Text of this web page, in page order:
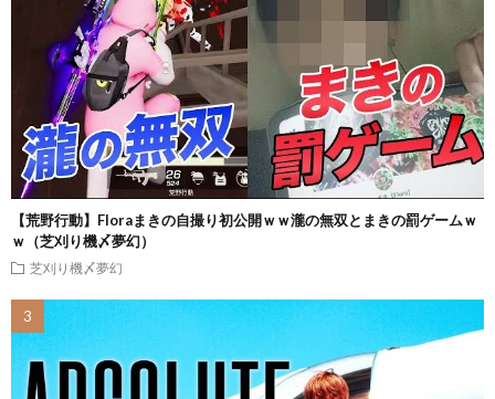
【荒野行動】Floraまきの自撮り初公開ｗｗ瀧の無双とまきの罰ゲームｗ
ｗ（芝刈り機〆夢幻）
芝刈り機〆夢幻